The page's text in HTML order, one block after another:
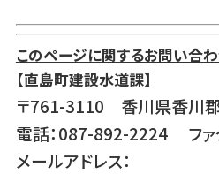
このページに関するお問い合
【直島町建設水道課】
〒761-3110 香川県香川
電話：087-892-2224 ファ
メールアドレス：